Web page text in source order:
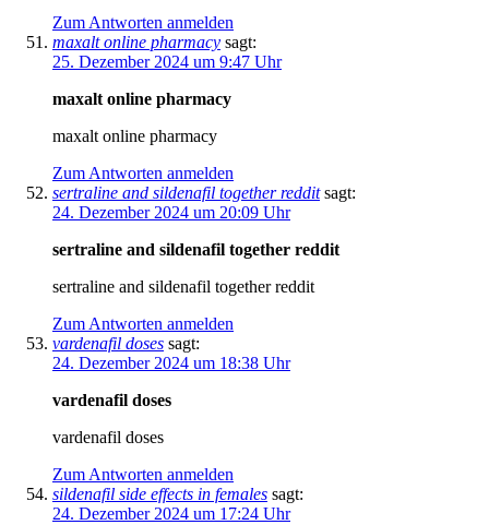
Zum Antworten anmelden
maxalt online pharmacy sagt:
25. Dezember 2024 um 9:47 Uhr
maxalt online pharmacy
maxalt online pharmacy
Zum Antworten anmelden
sertraline and sildenafil together reddit sagt:
24. Dezember 2024 um 20:09 Uhr
sertraline and sildenafil together reddit
sertraline and sildenafil together reddit
Zum Antworten anmelden
vardenafil doses sagt:
24. Dezember 2024 um 18:38 Uhr
vardenafil doses
vardenafil doses
Zum Antworten anmelden
sildenafil side effects in females sagt:
24. Dezember 2024 um 17:24 Uhr